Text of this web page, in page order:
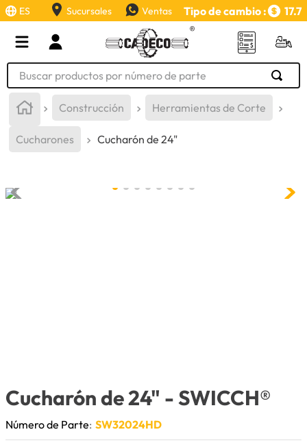
ES Sucursales Ventas Tipo de cambio : 17.7
Buscar productos por número de parte
Construcción Herramientas de Corte
Cucharones Cucharón de 24"
Cucharón de 24" - SWICCH®
Número de Parte: SW32024HD
TÉRMINOS MÁS BUSCADOS
2.
aceite